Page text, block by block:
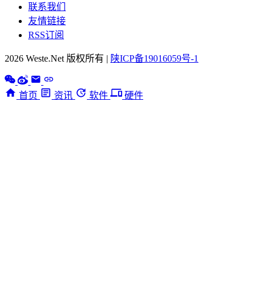
联系我们
友情链接
RSS订阅
2026 Weste.Net 版权所有 | 陕ICP备19016059号-1
首页 资讯 软件 硬件